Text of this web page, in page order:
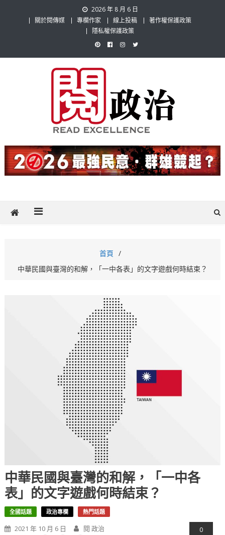
2026 年 8 月 6 日
關於閱傳媒
專欄作家 線上投稿
著作權保護政策
隱私權保護政策
閱政治 Read Gov News
題，也要專業評論，閱政治與多元的政治評論家與專欄作家邀稿合作，
讓讀者有最多元和專業的選擇。
首頁
中華民國與臺灣的和解，「一中各表」的文字遊戲何時結束？
中華民國與臺灣的和解，「一中各
表」的文字遊戲何時結束？
全國話題 政治專欄 熱門話題
2021 年 10 月 6 日 閱 政治 0